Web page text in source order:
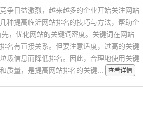
争日益激烈，越来越多的企业开始关注网站
种提高临沂网站排名的技巧与方法，帮助企
，优化网站的关键词密度。关键词在网站
名有直接关系。但要注意适度，过高的关键
圾信息而降低排名。因此，合理地使用关键
质量，是提高网站排名的关键...
查看详情